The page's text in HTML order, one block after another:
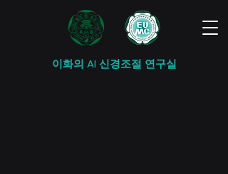
이화의 AI 신경조절 연구실